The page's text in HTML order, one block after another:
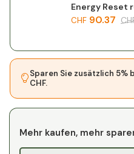
Energy Reset
CHF 90.37
Sparen Sie zusätzlich 5%
CHF.
Mehr kaufen, mehr